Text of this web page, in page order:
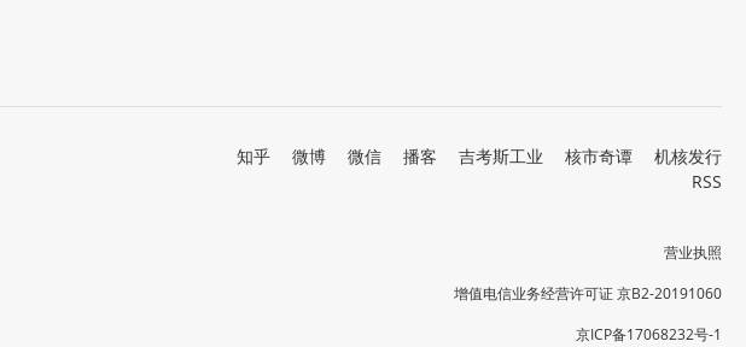
知乎 微博 微信 播客 吉考斯工业 核市奇谭
机核发行
RSS
营业执照
增值电信业务经营许可证 京B2-20191060
京ICP备17068232号-1